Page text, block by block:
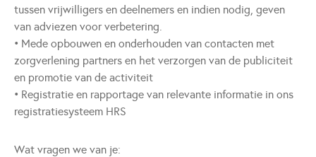
tussen vrijwilligers en deelnemers en indien nodig, geven
van adviezen voor verbetering.
• Mede opbouwen en onderhouden van contacten met
zorgverlening partners en het verzorgen van de publiciteit
en promotie van de activiteit
• Registratie en rapportage van relevante informatie in ons
registratiesysteem HRS
Wat vragen we van je: